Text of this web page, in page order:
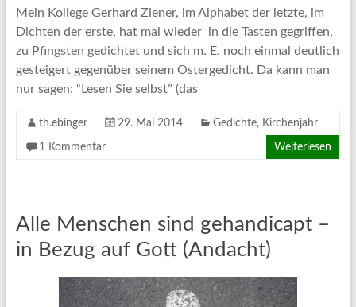
Mein Kollege Gerhard Ziener, im Alphabet der letzte, im
Dichten der erste, hat mal wieder in die Tasten gegriffen,
zu Pfingsten gedichtet und sich m. E. noch einmal deutlich
gesteigert gegenüber seinem Ostergedicht. Da kann man
nur sagen: “Lesen Sie selbst” (das
th.ebinger 29. Mai 2014 Gedichte, Kirchenjahr
1 Kommentar Weiterlesen
Alle Menschen sind gehandicapt –
in Bezug auf Gott (Andacht)